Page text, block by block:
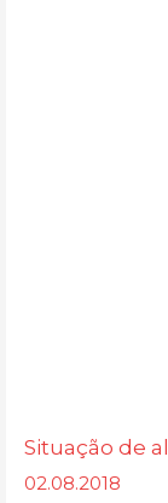
Situação de
02.08.2018